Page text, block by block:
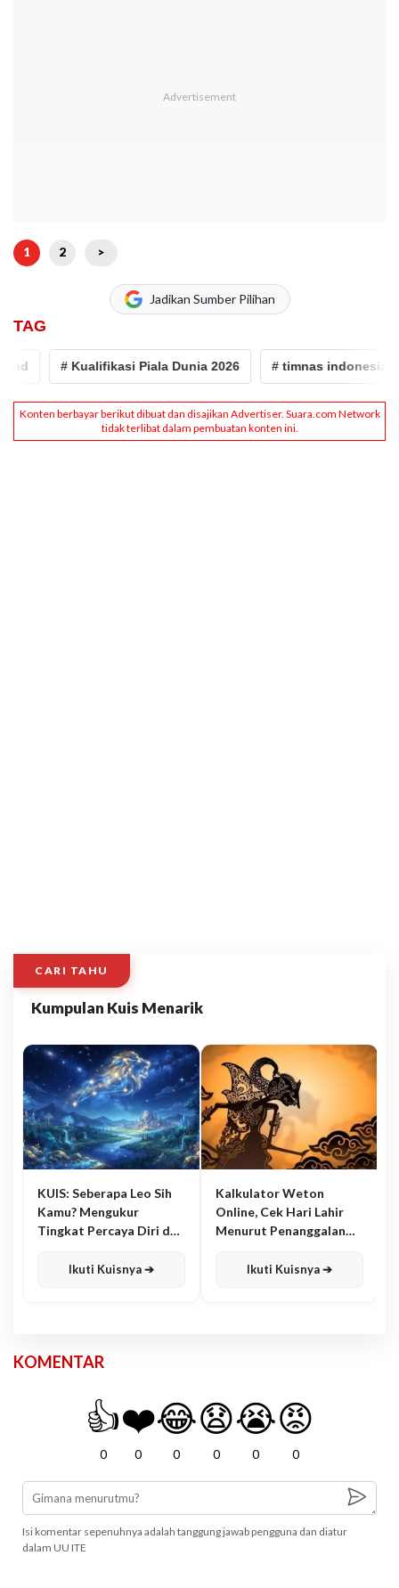
1 2 >
Jadikan Sumber Pilihan
TAG
# Kualifikasi Piala Dunia 2026 # timnas indonesia
CARI TAHU
Kumpulan Kuis Menarik
KUIS: Seberapa Leo Sih
Kamu? Mengukur
Tingkat Percaya Diri dan
Ikuti Kuisnya ➔
Kalkulator Weton
Online, Cek Hari Lahir
Menurut Penanggalan
Ikuti Kuisnya ➔
KOMENTAR
👍
0
❤️
0
😂
0
😧
0
😭
0
😡
0
Isi komentar sepenuhnya adalah tanggung jawab pengguna dan diatur
dalam UU ITE